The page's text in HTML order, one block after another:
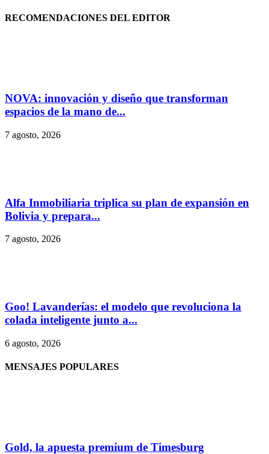
RECOMENDACIONES DEL EDITOR
NOVA: innovación y diseño que transforman
espacios de la mano de...
7 agosto, 2026
Alfa Inmobiliaria triplica su plan de expansión en
Bolivia y prepara...
7 agosto, 2026
Goo! Lavanderías: el modelo que revoluciona la
colada inteligente junto a...
6 agosto, 2026
MENSAJES POPULARES
Gold, la apuesta premium de Timesburg